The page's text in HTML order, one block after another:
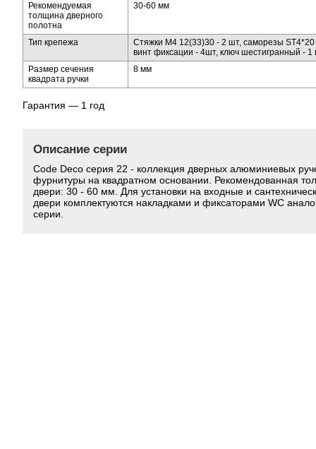
Рекомендуемая
толщина дверного
полотна
30-60 мм
Тип крепежа
Стяжки M4 12(33)30 - 2 шт, саморезы
винт фиксации - 4шт, ключ шестигранный - 1
Размер сечения
квадрата ручки
8 мм
Гарантия — 1 год
Описание серии
Code Deco серия 22 - коллекция дверных алюминиевых
фурнитуры на квадратном основании. Рекомендованная
двери: 30 - 60 мм. Для установки на входные и
двери комплектуются накладками и фиксаторами WC
серии.